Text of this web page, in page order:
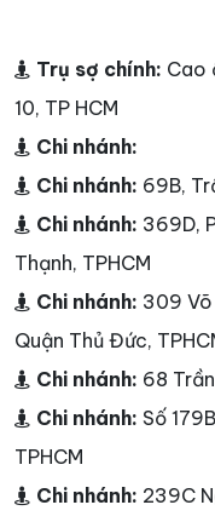
Trụ sợ chính: Cao
10, TP HCM
Chi nhánh:
Chi nhánh: 69B,
Chi nhánh: 369D,
Thạnh, TPHCM
Chi nhánh: 309 Võ
Quận Thủ Đức,
Chi nhánh: 68
Chi nhánh: Số
TPHCM
Chi nhánh: 239C